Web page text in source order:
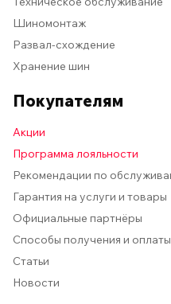
Шиномонтаж
Развал-схождение
Хранение шин
Покупателям
Акции
Программа лояльности
Рекомендации по
Гарантия на услуги и товары
Официальные партнёры
Способы получения и оплаты
Статьи
Новости